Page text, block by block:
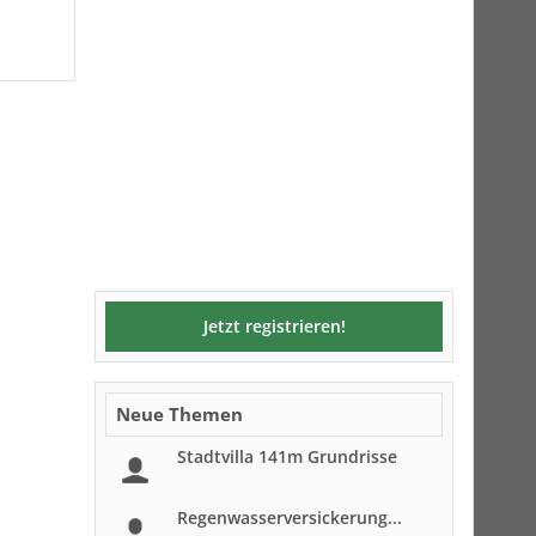
Jetzt registrieren!
Neue Themen
Stadtvilla 141m Grundrisse
Regenwasserversickerung...